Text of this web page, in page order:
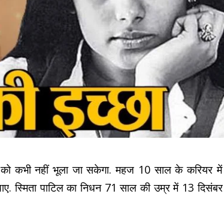
को कभी नहीं भूला जा सकेगा. महज 10 साल के करियर
स्मिता पाटिल का निधन 71 साल की उम्र में 13